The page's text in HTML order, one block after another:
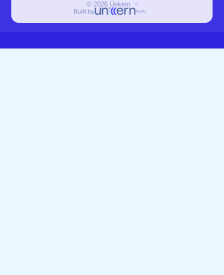
© 2026 Unkern
Built by
Studio